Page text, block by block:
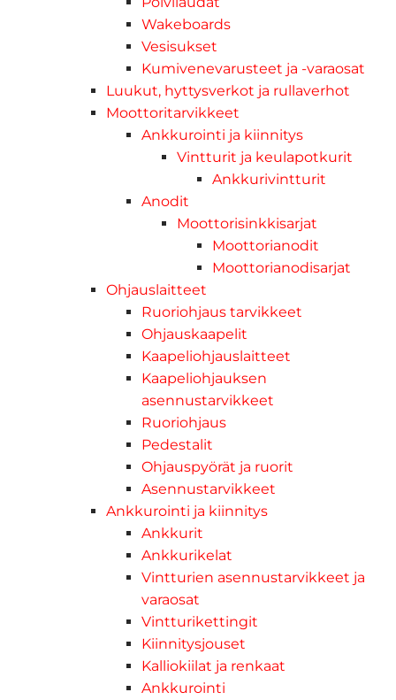
Wakeboards
Vesisukset
Kumivenevarusteet ja -varaosat
Luukut, hyttysverkot ja rullaverhot
Moottoritarvikkeet
Ankkurointi ja kiinnitys
Vintturit ja keulapotkurit
Ankkurivintturit
Anodit
Moottorisinkkisarjat
Moottorianodit
Moottorianodisarjat
Ohjauslaitteet
Ruoriohjaus tarvikkeet
Ohjauskaapelit
Kaapeliohjauslaitteet
Kaapeliohjauksen
asennustarvikkeet
Ruoriohjaus
Pedestalit
Ohjauspyörät ja ruorit
Asennustarvikkeet
Ankkurointi ja kiinnitys
Ankkurit
Ankkurikelat
Vintturien asennustarvikkeet ja
varaosat
Vintturikettingit
Kiinnitysjouset
Kalliokiilat ja renkaat
Ankkurointi